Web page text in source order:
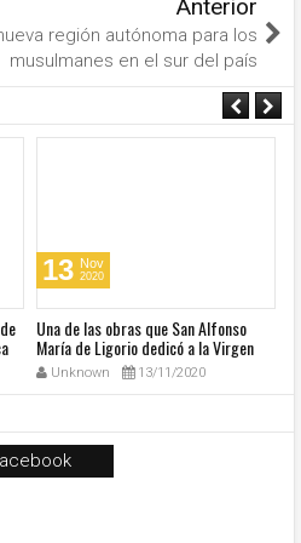
Anterior
región autónoma para los
musulmanes en el sur del país
13 Nov
2020
Una de las obras que San Alfonso
María de Ligorio dedicó a la Virgen
cumple 270 años
Unknown 13/11/2020